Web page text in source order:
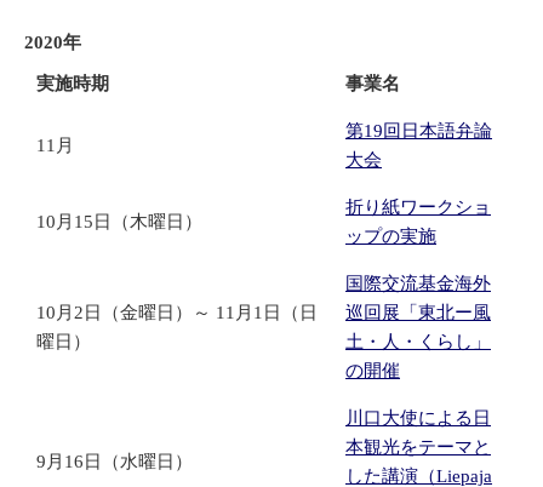
2020年
実施時期 事業名
11月
第19回日本語弁論
大会
10月15日（木曜日）
折り紙ワークショ
ップの実施
10月2日（金曜日）～ 11月1日（日
曜日）
国際交流基金海外
巡回展「東北ー風
土・人・くらし」
の開催
9月16日（水曜日）
川口大使による日
本観光をテーマと
した講演（Liepaja